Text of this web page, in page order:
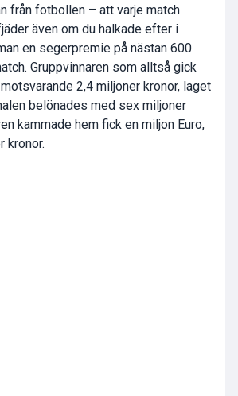
från fotbollen – att varje match
även om du halkade efter i
en segerpremie på nästan 600
Gruppvinnaren som alltså gick
2,4 miljoner kronor, laget
belönades med sex miljoner
kammade hem fick en miljon Euro,
kronor.